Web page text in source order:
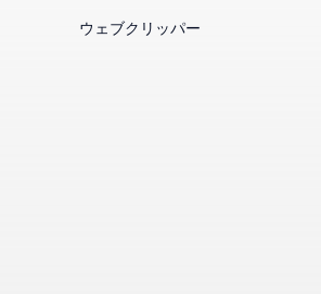
ウェブクリッパー